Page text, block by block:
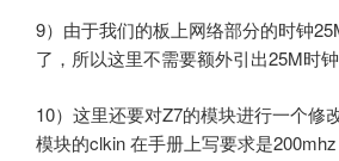
9）由于我们的板上网络部分的时钟
了，所以这里不需要额外引出25M时钟
10）这里还要对Z7的模块进行一个修
模块的clkin 在手册上写要求是